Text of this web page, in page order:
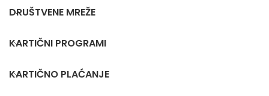
DRUŠTVENE MREŽE
KARTIČNI PROGRAMI
KARTIČNO PLAĆANJE